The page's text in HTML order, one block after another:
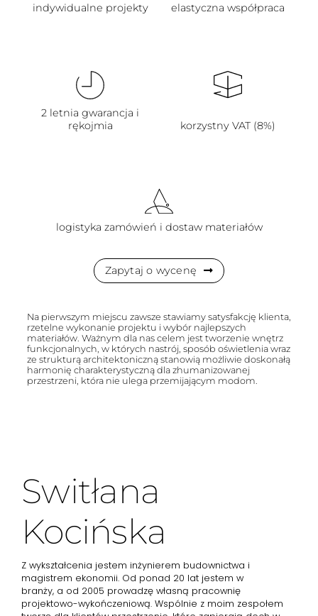
elastyczna współpraca
indywidualne projekty
2 letnia gwarancja i
rękojmia
logistyka zamówień i dostaw materiałów
korzystny VAT (8%)
Zapytaj o wycenę
Na pierwszym miejscu zawsze stawiamy satysfakcję klienta,
rzetelne wykonanie projektu i wybór najlepszych
materiałów. Ważnym dla nas celem jest tworzenie wnętrz
funkcjonalnych, w których nastrój, sposób oświetlenia wraz
ze strukturą architektoniczną stanowią możliwie doskonałą
harmonię charakterystyczną dla zhumanizowanej
przestrzeni, która nie ulega przemijającym modom.
Switłana
Kocińska
Z wykształcenia jestem inżynierem budownictwa i
magistrem ekonomii. Od ponad 20 lat jestem w
branży, a od 2005 prowadzę własną pracownię
projektowo-wykończeniową. Wspólnie z moim zespołem